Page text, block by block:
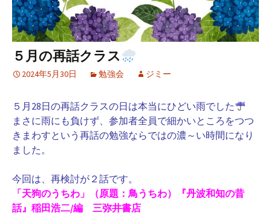
５月の再話クラス
2024年5月30日 勉強会 ジミー
５月28日の再話クラスの日は本当にひどい雨でした
まさに雨にも負けず、参加者全員で細かいところをつつ
きまわすという再話の勉強ならではの濃～い時間になり
ました。
今回は、再検討が２話です。
「天狗のうちわ」（原題：鳥うちわ）『丹波和知の昔
話』稲田浩二/編 三弥井書店